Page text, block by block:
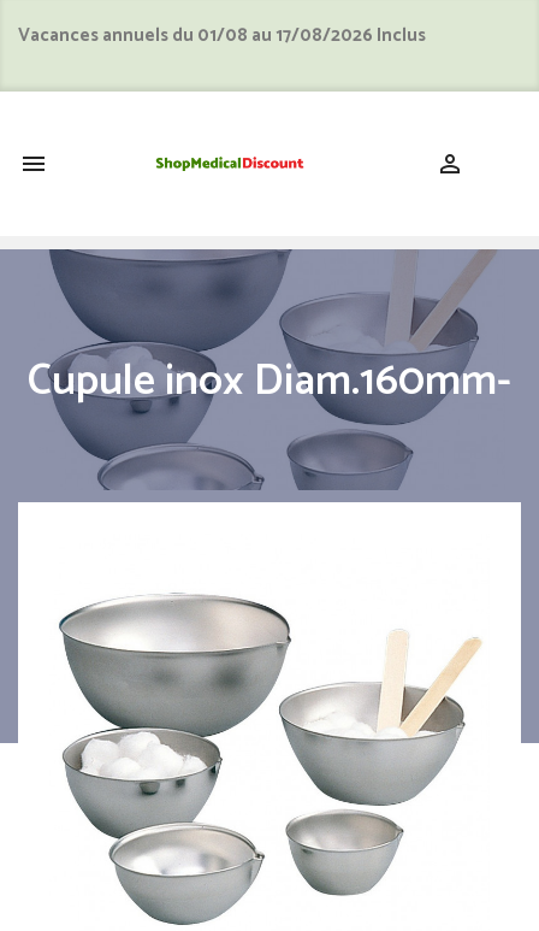
Vacances annuels du 01/08 au 17/08/2026 Inclus
 
Cupule inox Diam.160mm-
1200ml